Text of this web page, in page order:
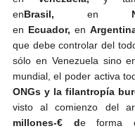
enBrasil, en
en Ecuador, en
que debe controlar del
sólo en Venezuela sino
mundial, el poder activa
ONGs y la filantropía
visto al comienzo del
millones-€ de forma